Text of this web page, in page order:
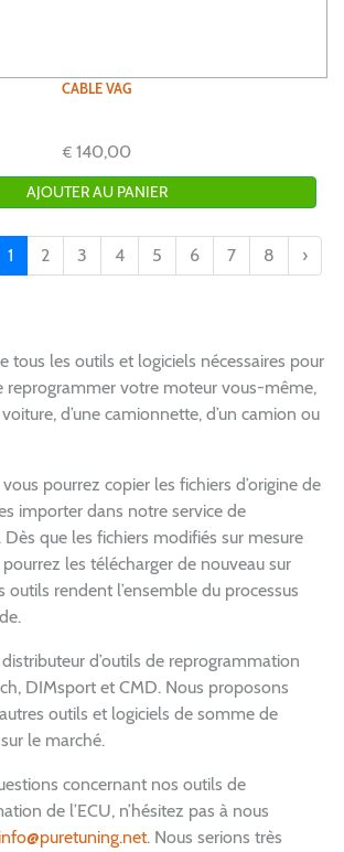
CABLE VAG
€ 140,00
1 2 3 4 5 6 7 8 ›
tous les outils et logiciels nécessaires pour
reprogrammer votre moteur vous-même,
voiture, d’une camionnette, d’un camion ou
pourrez copier les fichiers d’origine de
importer dans notre service de
que les fichiers modifiés sur mesure
les télécharger de nouveau sur
outils rendent l’ensemble du processus
d’outils de reprogrammation
DIMsport et CMD. Nous proposons
outils et logiciels de somme de
le marché.
concernant nos outils de
de l’ECU, n’hésitez pas à nous
info@puretuning.net. Nous serions très